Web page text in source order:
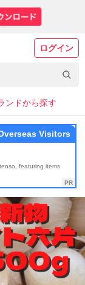
ログイン
ンドから探す
featuring items
Visitors